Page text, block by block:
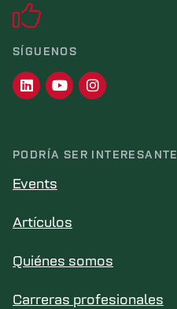
SÍGUENOS
PODRÍA SER INTERESANTE
Events
Artículos
Quiénes somos
Carreras profesionales